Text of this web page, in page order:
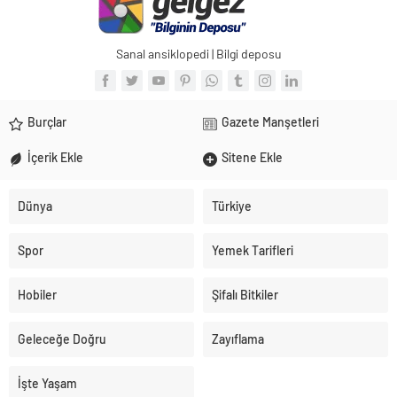
Sanal ansiklopedi | Bilgi deposu
Burçlar Gazete Manşetleri
İçerik Ekle Sitene Ekle
Dünya Türkiye
Spor Yemek Tarifleri
Hobiler Şifalı Bitkiler
Geleceğe Doğru Zayıflama
İşte Yaşam